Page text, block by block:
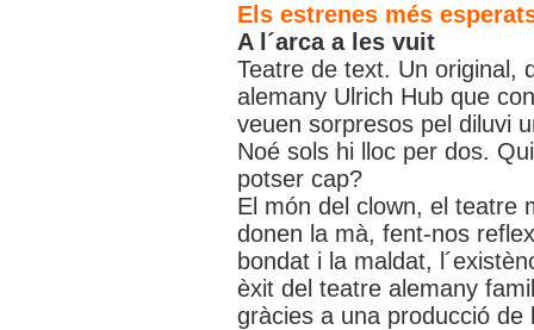
Els estrenes més
A l´arca a les vuit
Teatre de text. Un original,
alemany Ulrich Hub que
veuen sorpresos pel diluvi
Noé sols hi lloc per dos.
potser cap?
El món del clown, el teatre
donen la mà, fent-nos
bondat i la maldat,
èxit del teatre alemany
gràcies a una producció